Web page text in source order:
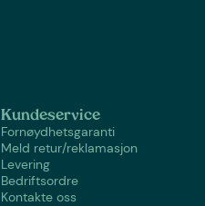
Kundeservice
Fornøydhetsgaranti
Meld retur/reklamasjon
Levering
Bedriftsordre
Kontakte oss